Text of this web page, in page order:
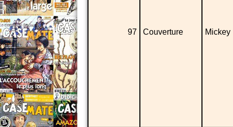
97 Couverture Mickey